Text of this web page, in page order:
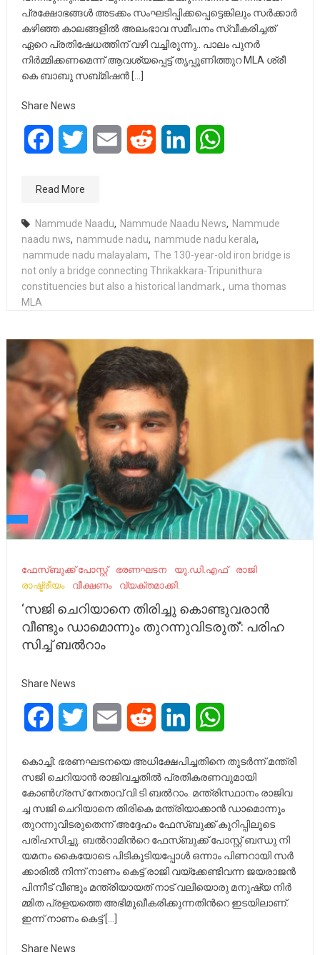
പ്രക്ഷോഭങ്ങൾ അടക്കം സംഘടിപ്പിക്കപ്പെട്ടെങ്കിലും സർക്കാർ
കഴിഞ്ഞ കാലങ്ങളിൽ അലംഭാവ സമീപനം സ്വീകരിച്ചത്
ഏറെ പ്രതിഷേധത്തിന് വഴി വച്ചിരുന്നു.. പാലം പുനർ
നിർമ്മിക്കണമെന്ന് ആവശ്യപ്പെട്ട് തൃപ്പൂണിത്തുറ MLA ശ്രീ
കെ ബാബു സബ്മിഷൻ […]
Share News
FacebookTwitter Email Reddit LinkedIn
Read More
Nammude Naadu, Nammude Naadu News, Nammude
naadu nws, nammude nadu, nammude nadu kerala,
nammude nadu malayalam, The 130-year-old iron bridge is
not only a bridge connecting Thrikakkara-Tripunithura
constituencies but also a historical landmark., uma thomas
MLA
ഫേ​സ്ബു​ക്ക് പോ​സ്റ്റ് ഭരണഘടന യു.ഡി.എഫ്
രാജി
രാഷ്ട്രീയം
വീക്ഷണം വ്യക്തമാക്കി.
‘സജി ചെറിയാനെ തിരിച്ചു കൊണ്ടുവരാന്‍
വീണ്ടും ഡാമൊന്നും തുറന്നുവിടരുത്’: പ​രി​ഹ​
സി​ച്ച് ബ​ൽ​റാം
Share News
FacebookTwitter Email Reddit LinkedIn
കൊച്ചി: ഭരണഘടനയെ അധിക്ഷേപിച്ചതിനെ തുടര്‍ന്ന് മന്ത്രി
സജി ചെറിയാന്‍ രാജിവച്ചതില്‍ പ്രതികരണവുമായി
കോണ്‍ഗ്രസ് നേതാവ് വി ടി ബല്‍റാം. മ​ന്ത്രി​സ്ഥാ​നം രാ​ജി​വ​
ച്ച സ​ജി ചെ​റി​യാ​നെ തി​രി​കെ മ​ന്ത്രി​യാ​ക്കാ​ൻ ഡാ​മൊ​ന്നും
തു​റ​ന്നു​വി​ട​രു​തെന്ന് അദ്ദേഹം ഫേസ്ബുക്ക് കുറിപ്പിലൂടെ
പരിഹസിച്ചു. ബ​ൽ​റാ​മി​ന്‍റെ ഫേ​സ്ബു​ക്ക് പോ​സ്റ്റ് ബ​ന്ധു നി​
യ​മ​നം കൈ​യോ​ടെ പി​ടി​കൂ​ടി​യ​പ്പോ​ൾ ഒ​ന്നാം പി​ണ​റാ​യി സ​ർ​
ക്കാ​രി​ൽ നി​ന്ന് നാ​ണം കെ​ട്ട് രാ​ജി വ​യ്ക്കേ​ണ്ടി​വ​ന്ന ജ​യ​രാ​ജ​ൻ
പി​ന്നീ​ട് വീ​ണ്ടും മ​ന്ത്രി​യാ​യ​ത് നാ​ട് വ​ലി​യൊ​രു മ​നു​ഷ്യ നി​ർ​
മ്മി​ത പ്ര​ള​യ​ത്തെ അ​ഭി​മു​ഖീ​ക​രി​ക്കു​ന്ന​തി​ന്‍റെ ഇ​ട​യി​ലാ​ണ്.
ഇ​ന്ന് നാ​ണം കെ​ട്ട് […]
Share News